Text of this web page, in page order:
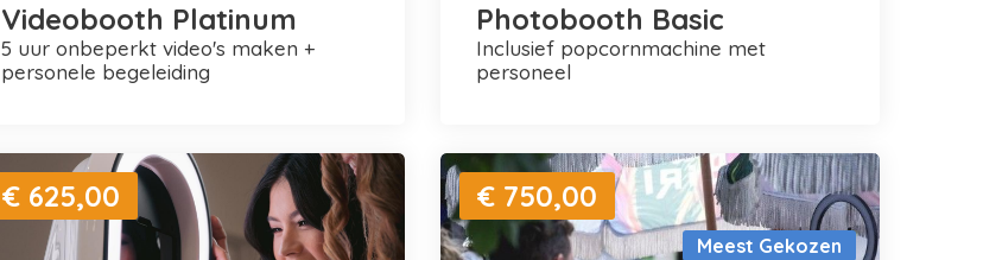
Videobooth Platinum
5 uur onbeperkt video's maken +
personele begeleiding
Photobooth Basic
inclusief popcornmachine met
personeel
€ 625,00
Meest Gekozen
€ 750,00